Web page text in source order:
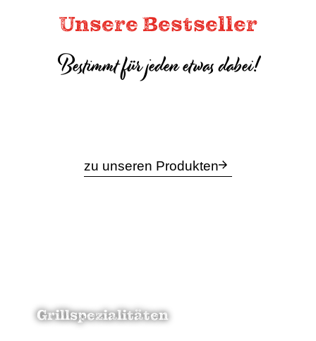
Unsere Bestseller
Bestimmt für jeden etwas dabei!
zu unseren Produkten
Grillspezialitäten